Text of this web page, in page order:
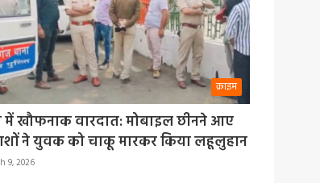
क्राइम
में खौफनाक वारदात: मोबाइल छीनने आए
ने युवक को चाकू मारकर किया लहूलुहान
9, 2026